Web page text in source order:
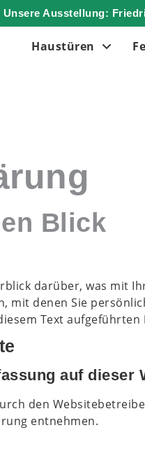
Unsere Ausstellung:
Haustüren
Blick
darüber, was mit
mit denen Sie
Text
auf dieser
den
entnehmen.